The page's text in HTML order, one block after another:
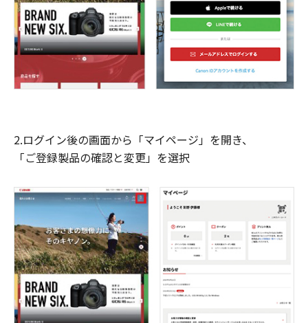
2.ログイン後の画面から「マイページ」を開き、
「ご登録製品の確認と変更」を選択